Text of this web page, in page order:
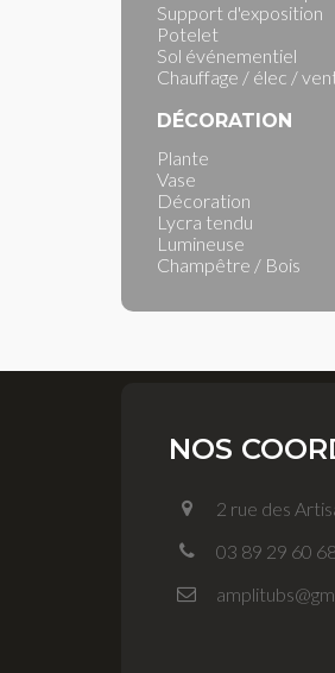
Support d'exposition
Potelet
Sol événementiel
Chauffage / élec /
DÉCORATION
Plante
Vase
Décoration
Lycra tendu
Lumineuse
Champêtre / Bois
NOS
2 rue des
03 89 29 60